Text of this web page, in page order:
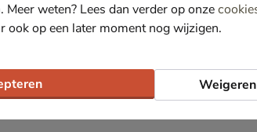
rits kunt sluiten. De tas heeft twee
weten? Lees dan verder op onze
ook op een later moment nog wijzigen.
Weigeren